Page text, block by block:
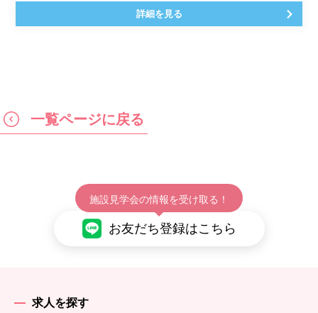
詳細を見る
一覧ページに戻る
施設見学会の情報を受け取る！
お友だち登録はこちら
求人を探す